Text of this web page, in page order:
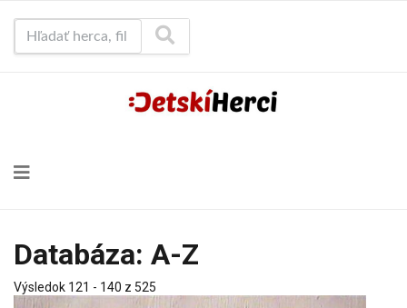
Databáza: A-Z
Výsledok 121 - 140 z 525